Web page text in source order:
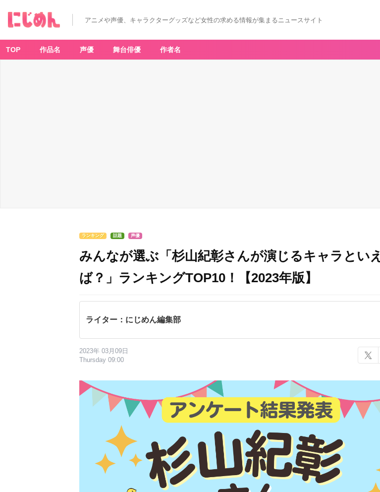
アニメや声優、キャラクターグッズなど女性の求める情報が集まるニュースサイト
TOP 作品名 声優 舞台俳優 作者名
ランキング 話題 声優
みんなが選ぶ「杉山紀彰さんが演じるキャラといえ
ば？」ランキングTOP10！【2023年版】
ライター：にじめん編集部
2023年 03月09日
Thursday 09:00